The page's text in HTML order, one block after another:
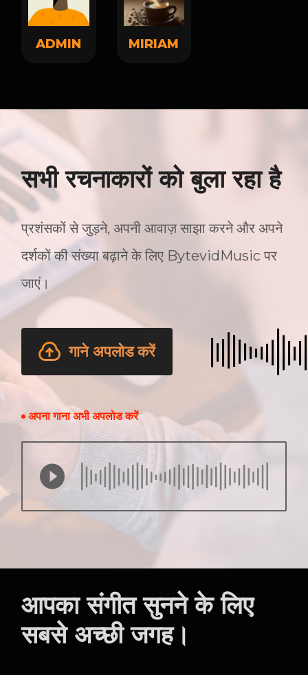
ADMIN MIRIAM
सभी रचनाकारों को बुला रहा है
प्रशंसकों से जुड़ने, अपनी आवाज़ साझा करने और अपने
दर्शकों की संख्या बढ़ाने के लिए BytevidMusic पर
जाएं।
गाने अपलोड करें
अपना गाना अभी अपलोड करें
आपका संगीत सुनने के लिए
सबसे अच्छी जगह।